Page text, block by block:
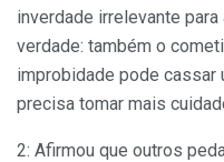
inverdade irrelevante
verdade: também o
improbidade pode cassar
precisa tomar mais
2: Afirmou que outros